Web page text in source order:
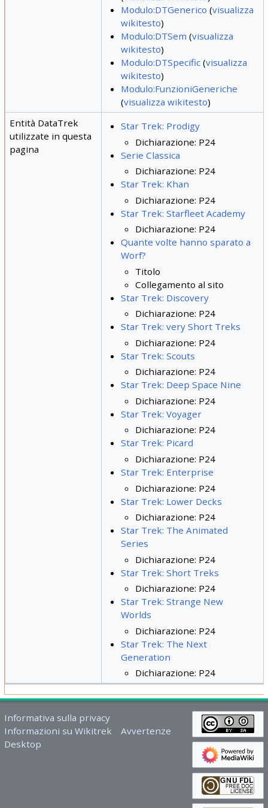
Modulo:DTGenerico (visualizza
wikitesto)
Modulo:DTSem (visualizza
wikitesto)
Modulo:DTSpecific(visualizza
wikitesto)
Modulo:FunzioniGeneriche
(visualizza wikitesto)
Entità DataTrek
utilizzate in questa
pagina
Star Trek: Prodigy
Dichiarazione: P24
Serie Classica
Dichiarazione: P24
Star Trek: Khan
Dichiarazione: P24
Star Trek: Starfleet Academy
Dichiarazione: P24
Quante volte hanno sparato a
Worf?
Titolo
Collegamento al sito
Star Trek: Discovery
Dichiarazione: P24
Star Trek: very Short Treks
Dichiarazione: P24
Star Trek: Scouts
Dichiarazione: P24
Star Trek: Deep Space Nine
Dichiarazione: P24
Star Trek: Voyager
Dichiarazione: P24
Star Trek: Picard
Dichiarazione: P24
Star Trek: Enterprise
Dichiarazione: P24
Star Trek: Lower Decks
Dichiarazione: P24
Star Trek: The Animated
Series
Dichiarazione: P24
Star Trek: Short Treks
Dichiarazione: P24
Star Trek: Strange New
Worlds
Dichiarazione: P24
Star Trek: The Next
Generation
Dichiarazione: P24
Informativa sulla privacy
Informazioni su Wikitrek
Avvertenze
Desktop